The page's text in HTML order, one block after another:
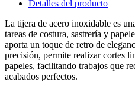
Detalles del producto
La tijera de acero inoxidable es
tareas de costura, sastrería y
aporta un toque de retro de
precisión, permite realizar cortes
papeles, facilitando trabajos que
acabados perfectos.